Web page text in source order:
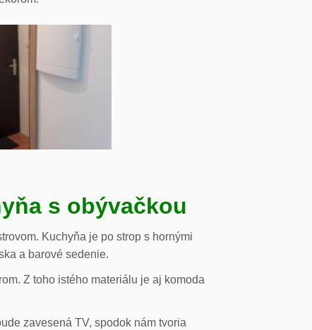
s obývačkou
Kuchyňa je po strop s hornými
a barové sedenie.
Z toho istého materiálu je aj komoda
zavesená TV, spodok nám tvoria